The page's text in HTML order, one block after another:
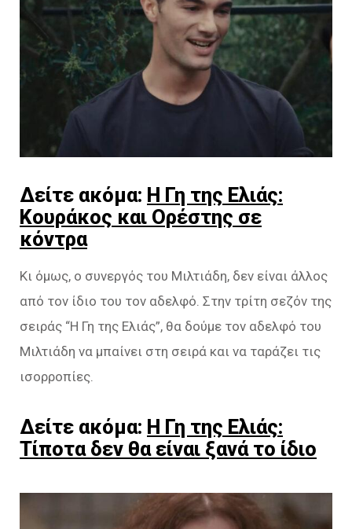
Δείτε ακόμα: Η Γη της Ελιάς:
Κουράκος και Ορέστης σε
κόντρα
Κι όμως, ο συνεργός του Μιλτιάδη, δεν είναι άλλος
από τον ίδιο του τον αδελφό. Στην τρίτη σεζόν της
σειράς “Η Γη της Ελιάς”, θα δούμε τον αδελφό του
Μιλτιάδη να μπαίνει στη σειρά και να ταράζει τις
ισορροπίες.
Δείτε ακόμα: Η Γη της Ελιάς:
Τίποτα δεν θα είναι ξανά το ίδιο